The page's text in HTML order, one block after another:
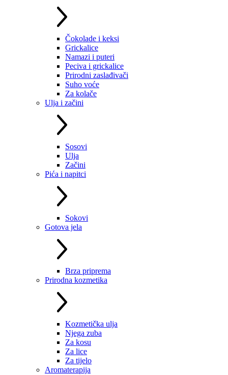
Čokolade i keksi
Grickalice
Namazi i puteri
Peciva i grickalice
Prirodni zaslađivači
Suho voće
Za kolače
Ulja i začini
Sosovi
Ulja
Začini
Pića i napitci
Sokovi
Gotova jela
Brza priprema
Prirodna kozmetika
Kozmetička ulja
Njega zuba
Za kosu
Za lice
Za tijelo
Aromaterapija